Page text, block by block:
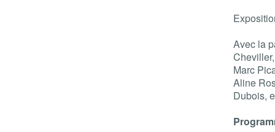
Avec la
Marc
Aline
Dubois,